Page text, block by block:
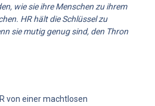
wie sie ihre Menschen zu ihrem
HR hält die Schlüssel zu
sie mutig genug sind, den Thron
von einer machtlosen